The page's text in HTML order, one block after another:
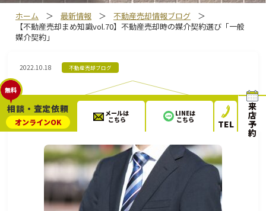
ホーム ＞ 最新情報 ＞ 不動産売却情報ブログ
＞
【不動産売却まめ知識vol.70】不動産売却時の媒介契約選び「一般
媒介契約」
2022.10.18 不動産売却ブログ
【不動産売却まめ知識vol.70】不動産売却時の媒介契約選び
「一般媒介契約」
無料
オンラインOK
相談・査定依頼 メールは
こちら
LINEは
こちら TEL
来
店
予
約